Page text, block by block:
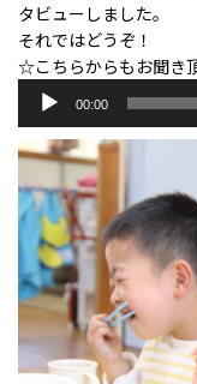
タビューしました。
それではどうぞ！
☆こちらからもお聞き
プ
ー
ヤ
00:00